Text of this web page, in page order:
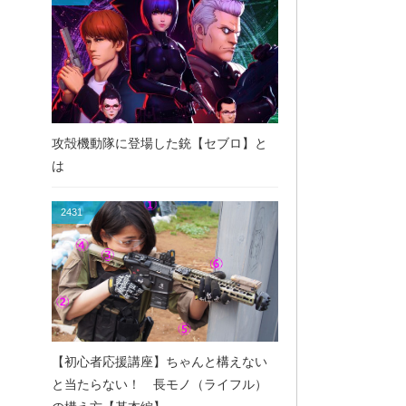
攻殻機動隊に登場した銃【セブロ】と
は
2431
【初心者応援講座】ちゃんと構えない
と当たらない！ 長モノ（ライフル）